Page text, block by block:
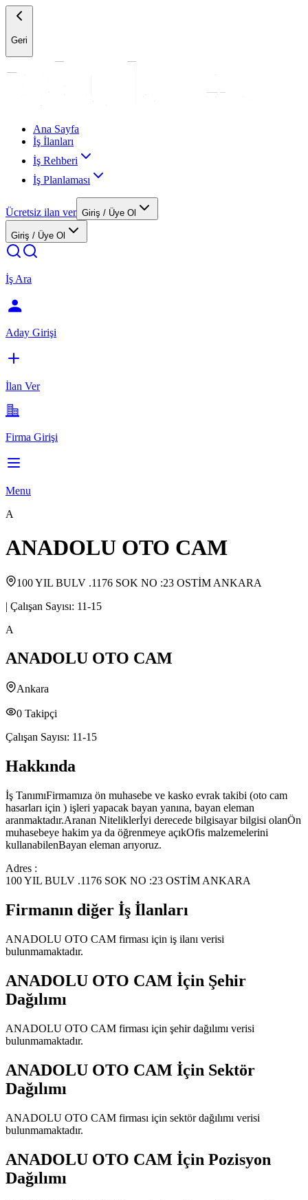
Geri
Ana Sayfa
İş İlanları
İş Rehberi
İş Planlaması
Ücretsiz ilan ver Giriş / Üye Ol
Giriş / Üye Ol
İş Ara
Aday Girişi
İlan Ver
Firma Girişi
Menu
A
ANADOLU OTO CAM
100 YIL BULV .1176 SOK NO :23 OSTİM ANKARA
| Çalışan Sayısı: 11-15
A
ANADOLU OTO CAM
Ankara
0 Takipçi
Çalışan Sayısı: 11-15
Hakkında
İş TanımıFirmamıza ön muhasebe ve kasko evrak takibi (oto cam
hasarları için ) işleri yapacak bayan yanına, bayan eleman
aranmaktadır.Aranan Niteliklerİyi derecede bilgisayar bilgisi olanÖn
muhasebeye hakim ya da öğrenmeye açıkOfis malzemelerini
kullanabilenBayan eleman arıyoruz.
Adres :
100 YIL BULV .1176 SOK NO :23 OSTİM ANKARA
Firmanın diğer İş İlanları
ANADOLU OTO CAM firması için iş ilanı verisi
bulunmamaktadır.
ANADOLU OTO CAM İçin Şehir
Dağılımı
ANADOLU OTO CAM firması için şehir dağılımı verisi
bulunmamaktadır.
ANADOLU OTO CAM İçin Sektör
Dağılımı
ANADOLU OTO CAM firması için sektör dağılımı verisi
bulunmamaktadır.
ANADOLU OTO CAM İçin Pozisyon
Dağılımı